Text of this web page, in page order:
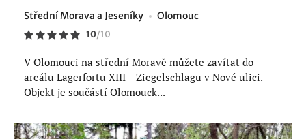
Střední Morava a Jeseníky Olomouc
10/10
V Olomouci na střední Moravě můžete zavítat do
areálu Lagerfortu XIII – Ziegelschlagu v Nové ulici.
Objekt je součástí Olomouck...